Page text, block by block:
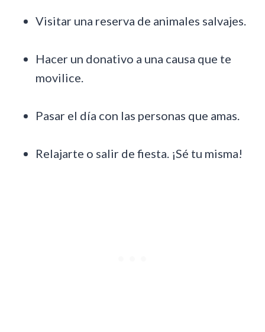
Visitar una reserva de animales salvajes.
Hacer un donativo a una causa que te
movilice.
Pasar el día con las personas que amas.
Relajarte o salir de fiesta. ¡Sé tu misma!